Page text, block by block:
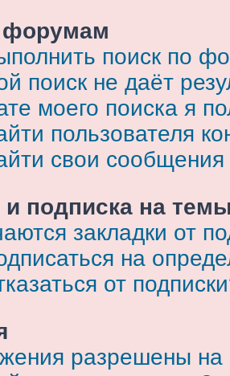
форумам
поиск по
поиск не даёт
моего поиска я
пользователя
свои
и подписка на
закладки от
на
от
разрешены